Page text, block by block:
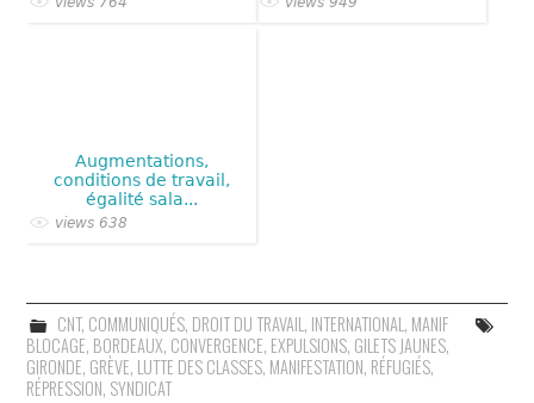
Augmentations,
conditions de travail,
égalité sala...
views 638
CNT, COMMUNIQUÉS, DROIT DU TRAVAIL, INTERNATIONAL, MANIF
BLOCAGE, BORDEAUX, CONVERGENCE, EXPULSIONS, GILETS JAUNES,
GIRONDE, GRÈVE, LUTTE DES CLASSES, MANIFESTATION, RÉFUGIÉS,
RÉPRESSION, SYNDICAT